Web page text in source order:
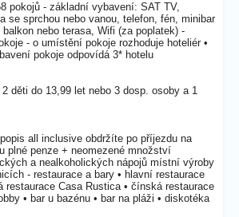
pokojů - základní vybavení: SAT TV,
se sprchou nebo vanou, telefon, fén, minibar
nebo terasa, Wifi (za poplatek) -
- o umístění pokoje rozhoduje hoteliér •
pokoje odpovídá 3* hotelu
děti do 13,99 let nebo 3 dosp. osoby a 1
all inclusive obdržíte po příjezdu na
plné penze + neomezené množství
a nealkoholických nápojů místní výroby
- restaurace a bary • hlavní restaurace
restaurace Casa Rustica • čínská restaurace
• bar u bazénu • bar na pláži • diskotéka